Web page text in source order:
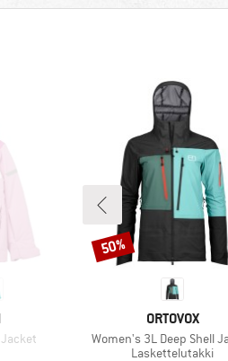
MERKKI
ORTOVOX
Tuote
Women's 3L Deep Shell
Tuoteryhmä
Laskettelutakki
Alennus
50%